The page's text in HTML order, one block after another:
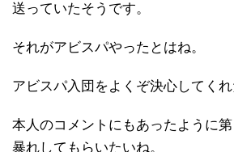
送っていたそうです。
それがアビスパやったとはね。
アビスパ入団をよくぞ決心してくれ
本人のコメントにもあったように
暴れしてもらいたいね。